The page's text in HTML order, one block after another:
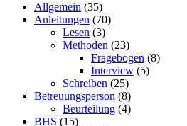
Allgemein (35)
Anleitungen (70)
Lesen (3)
Methoden (23)
Fragebogen (8)
Interview (5)
Schreiben (25)
Betreuungsperson (8)
Beurteilung (4)
BHS (15)